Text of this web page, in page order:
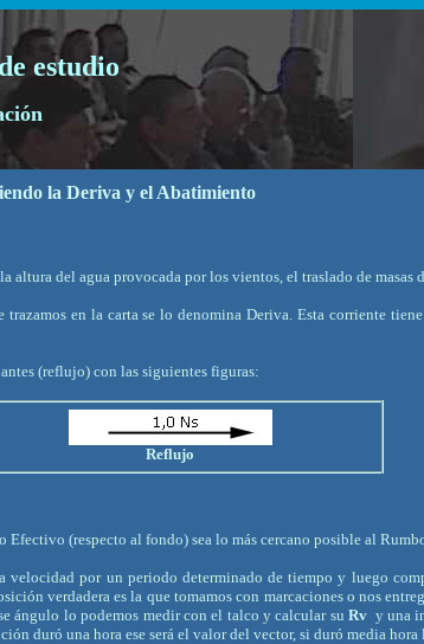
estudio
la Deriva y el Abatimiento
del agua provocada por los vientos, el traslado de masas
en la carta se lo denomina Deriva. Esta corriente
(reflujo) con las siguientes figuras:
Reflujo
(respecto al fondo) sea lo más cercano posible al
por un periodo determinado de tiempo y luego
verdadera es la que tomamos con marcaciones o nos
ángulo lo podemos medir con el talco y calcular su Rvy una
duró una hora ese será el valor del vector, si duró media